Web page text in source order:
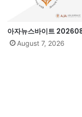
아자뉴스바이트
August 7, 2026